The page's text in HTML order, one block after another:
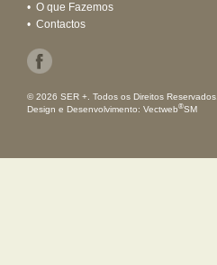
• O que Fazemos
• Contactos
© 2026 SER +. Todos os Direitos Reservados.
Design e Desenvolvimento: Vectweb®SM